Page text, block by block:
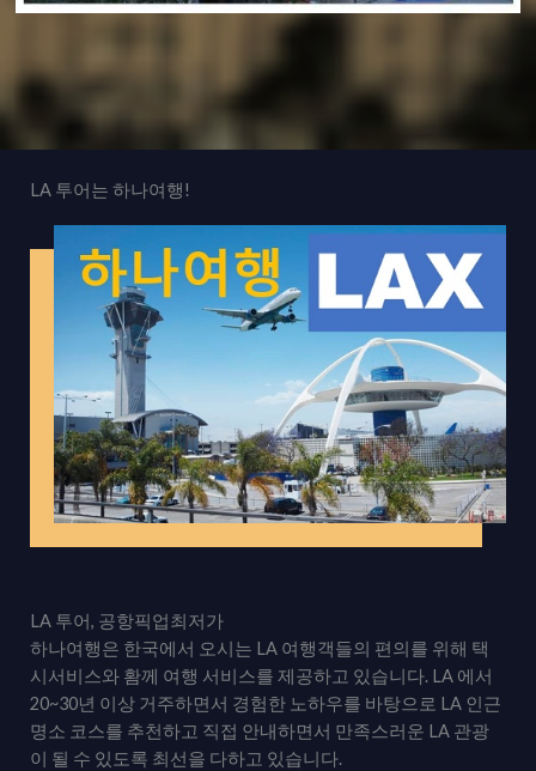
LA 투어는 하나여행!
LA 투어, 공항픽업최저가
하나여행은 한국에서 오시는 LA 여행객들의 편의를 위해 택
시서비스와 홤께 여행 서비스를 제공하고 있습니다. LA 에서
20~30년 이상 거주하면서 경험한 노하우를 바탕으로 LA 인근
명소 코스를 추천하고 직접 안내하면서 만족스러운 LA 관광
이 될 수 있도록 최선을 다하고 있습니다.